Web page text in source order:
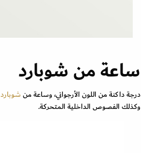
ساعة من شوبارد
درجة داكنة من اللون الأرجواني، وساعة منشوبارد
وكذلك الفصوص الداخلية المتحركة.